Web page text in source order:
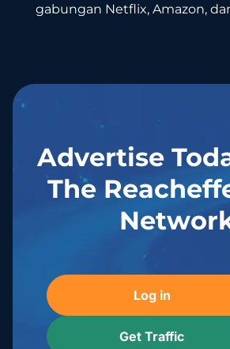
gabungan Netflix, Amazon,
Advertise
The
Log in
Get Traffic